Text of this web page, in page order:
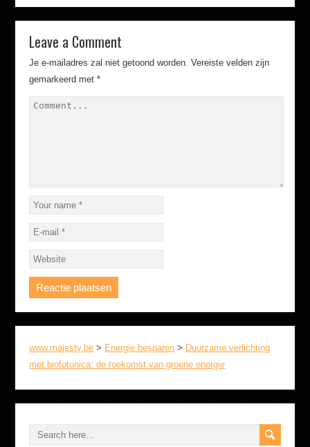
Leave a Comment
Je e-mailadres zal niet getoond worden. Vereiste velden zijn
gemarkeerd met*
www.majesty.be > Energie besparen > Duurzame verlichting
met biofotonica: de toekomst van groene energie